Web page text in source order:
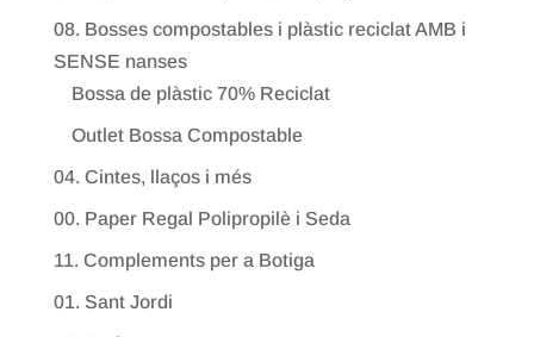
08. Bosses compostables i plàstic reciclat AMB i
SENSE nanses
Bossa de plàstic 70% Reciclat
Outlet Bossa Compostable
04. Cintes, llaços i més
00. Paper Regal Polipropilè i Seda
11. Complements per a Botiga
01. Sant Jordi